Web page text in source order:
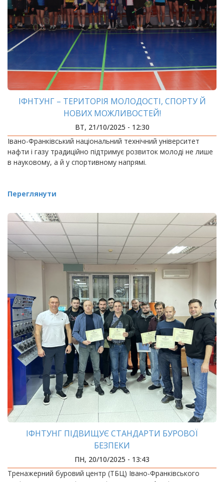
ІФНТУНГ – ТЕРИТОРІЯ МОЛОДОСТІ, СПОРТУ Й
НОВИХ МОЖЛИВОСТЕЙ!
ВТ, 21/10/2025 - 12:30
Івано-Франківський національний технічний університет
нафти і газу традиційно підтримує розвиток молоді не лише
в науковому, а й у спортивному напрямі.
Переглянути
ІФНТУНГ ПІДВИЩУЄ СТАНДАРТИ БУРОВОЇ
БЕЗПЕКИ
ПН, 20/10/2025 - 13:43
Тренажерний буровий центр (ТБЦ) Івано-Франківського